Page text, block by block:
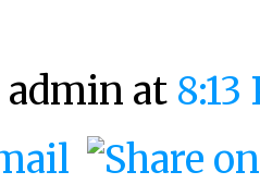
admin at